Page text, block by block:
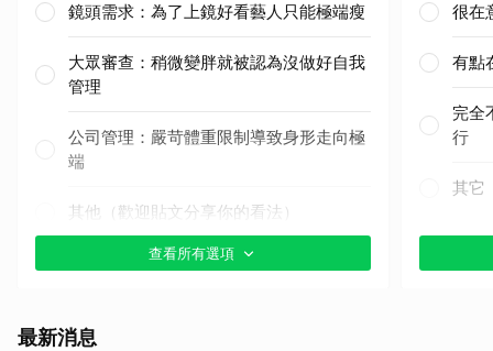
鏡頭需求：為了上鏡好看藝人只能極端瘦
大眾審查：稍微變胖就被認為沒做好自我
管理
公司管理：嚴苛體重限制導致身形走向極
端
其他（歡迎貼文分享你的看法）
查看所有選項
很在
有點
完全
行
其它
最新消息